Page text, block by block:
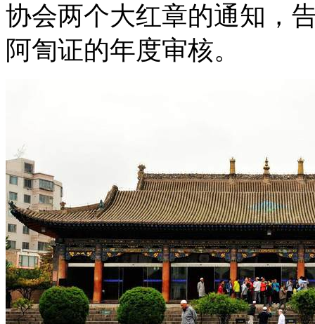
协会两个大红章的通知，
阿訇证的年度审核。